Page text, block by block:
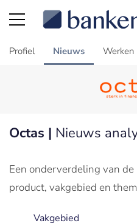
Profiel Nieuws Werken
Octas | Nieuws
Een onderverdeling van
product, vakgebied en
Vakgebied